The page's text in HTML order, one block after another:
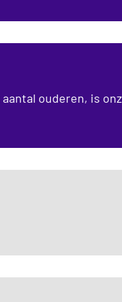
ouderen, is